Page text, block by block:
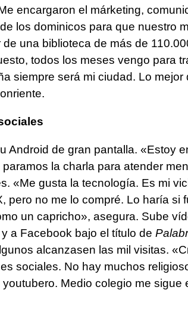
encargaron el márketing,
los dominicos para que nuestro
una biblioteca de más de
todos los meses vengo para
siempre será mi ciudad. Lo mejor
Android de gran pantalla. «Estoy
la charla para atender
«Me gusta la tecnología. Es mi
pero no me lo compré. Lo haría si
un capricho», asegura. Sube
a Facebook bajo el título de
alcanzasen las mil visitas.
sociales. No hay muchos
Medio colegio me sigue